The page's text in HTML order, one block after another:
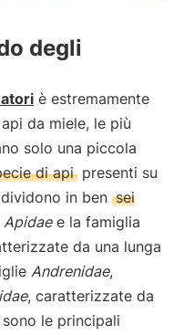
degli
è estremamente
da miele, le più
solo una piccola
di api presenti su
in ben sei
Apidaee la famiglia
da una lunga
Andrenidae,
, caratterizzate da
le principali